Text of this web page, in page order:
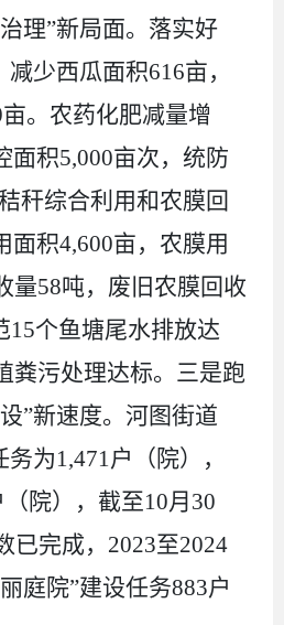
理”新局面。 落实好
减少西瓜面积616亩，
亩。农药化肥减量增
面积5,000亩次，统防
秆综合利用和农膜回
面积4,600亩，农膜用
量58吨，废旧农膜回收
15个鱼塘尾水排放达
粪污处理达标。三是跑
”新速度。河图街道
务为1,471 户（院），
（院），截至10月 30
已完成， 2023至2024
庭院”建设任务883户